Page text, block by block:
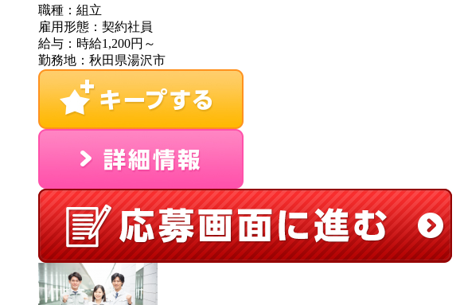
職種：組立
雇用形態：契約社員
給与：時給1,200円～
勤務地：秋田県湯沢市